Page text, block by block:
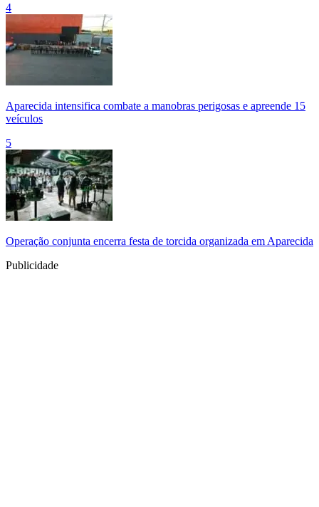
4
Aparecida intensifica combate a manobras perigosas e apreende 15
veículos
5
Operação conjunta encerra festa de torcida organizada em Aparecida
Publicidade